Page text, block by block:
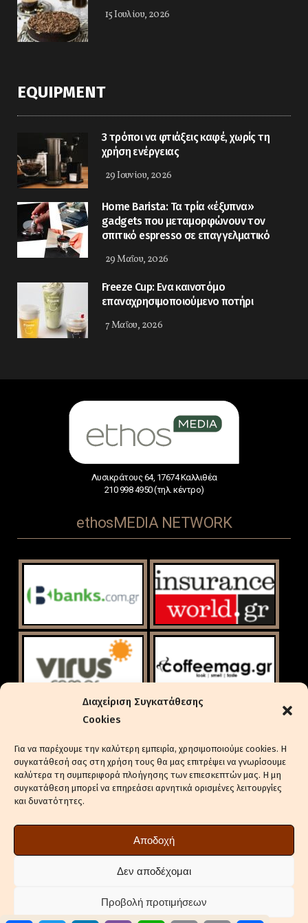
Διαχείριση Συγκατάθεσης
Cookies
Για να παρέχουμε την καλύτερη εμπειρία, χρησιμοποιούμε cookies. Η
συγκατάθεσή σας στη χρήση τους θα μας επιτρέψει να γνωρίσουμε
καλύτερα τη συμπεριφορά πλοήγησης των επιεσκεπτών μας. Η μη
συγκατάθεση μπορεί να επηρεάσει αρνητικά ορισμένες λειτουργίες
και δυνατότητες.
Αποδοχή
Δεν αποδέχομαι
Προβολή προτιμήσεων
15 Ιουλίου, 2026
EQUIPMENT
3 τρόποι να φτιάξεις καφέ, χωρίς τη
χρήση ενέργειας
29 Ιουνίου, 2026
Home Barista: Τα τρία «έξυπνα»
gadgets που μεταμορφώνουν τον
σπιτικό espresso σε επαγγελματικό
29 Μαΐου, 2026
Freeze Cup: Eνα καινοτόμο
επαναχρησιμοποιούμενο ποτήρι
7 Μαΐου, 2026
Λυσικράτους 64, 17674 Καλλιθέα
210 998 4950 (τηλ. κέντρο)
ethosMEDIA NETWORK
ΠΟΛΙΤΙΚΉ COOKIES (ΕΕ)
ΣΤΕΊΛΤΕ ΔΕΛΤΊΑ ΤΎΠΟΥ ΤΗΣ ΕΤΑΙΡΕΊΑΣ ΣΑΣ